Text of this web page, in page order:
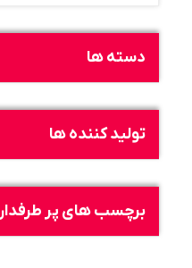
دسته ها
تولید کننده ها
برچسب های پر طرفدار